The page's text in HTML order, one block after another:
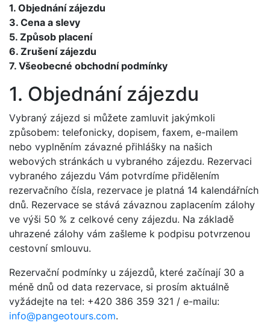
1. Objednání zájezdu
3. Cena a slevy
5. Způsob placení
6. Zrušení zájezdu
7. Všeobecné obchodní podmínky
1. Objednání zájezdu
Vybraný zájezd si můžete zamluvit jakýmkoli
způsobem: telefonicky, dopisem, faxem, e-mailem
nebo vyplněním závazné přihlášky na našich
webových stránkách u vybraného zájezdu. Rezervaci
vybraného zájezdu Vám potvrdíme přidělením
rezervačního čísla, rezervace je platná 14 kalendářních
dnů. Rezervace se stává závaznou zaplacením zálohy
ve výši 50 % z celkové ceny zájezdu. Na základě
uhrazené zálohy vám zašleme k podpisu potvrzenou
cestovní smlouvu.
Rezervační podmínky u zájezdů, které začínají 30 a
méně dnů od data rezervace, si prosím aktuálně
vyžádejte na tel: +420 386 359 321 / e-mailu:
info@pangeotours.com.